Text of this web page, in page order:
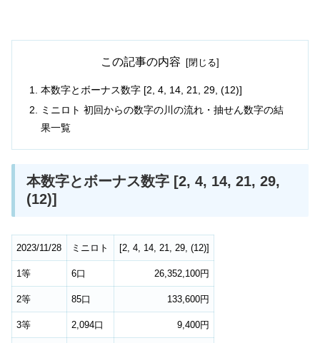
この記事の内容
本数字とボーナス数字 [2, 4, 14, 21, 29, (12)]
ミニロト 初回からの数字の川の流れ・抽せん数字の結
果一覧
本数字とボーナス数字 [2, 4, 14, 21, 29,
(12)]
2023/11/28 ミニロト [2, 4, 14, 21, 29, (12)]
1等 6口 26,352,100円
2等 85口 133,600円
3等 2,094口 9,400円